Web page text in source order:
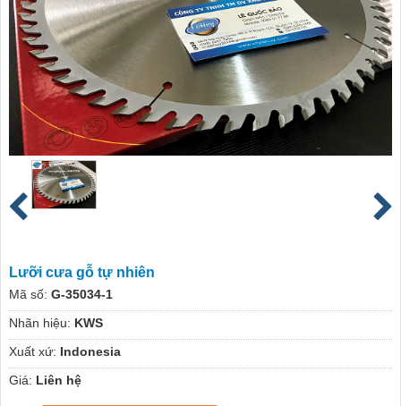
Lưỡi cưa gỗ tự nhiên
Mã số: G-35034-1
Nhãn hiệu: KWS
Xuất xứ: Indonesia
Giá: Liên hệ